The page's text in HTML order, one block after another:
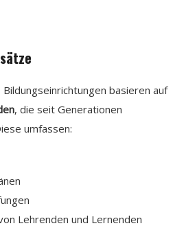
basieren auf
, die seit Generationen
umfassen:
Lehrenden und Lernenden